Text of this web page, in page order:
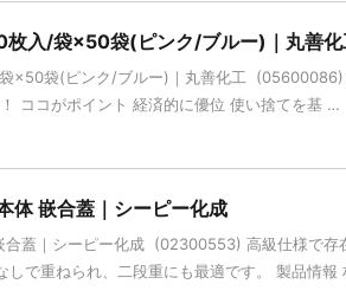
入/袋×50袋(ピンク/ブルー)｜丸善化
×50袋(ピンク/ブルー)｜丸善化工 (05600086)
ココがポイント 経済的に優位 使い捨てを基 …
体 嵌合蓋｜シーピー化成
合蓋｜シーピー化成 (02300553) 高級仕様で存
しで重ねられ、二段重にも最適です。 製品情報